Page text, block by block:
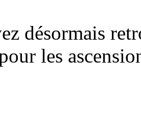
désormais
les